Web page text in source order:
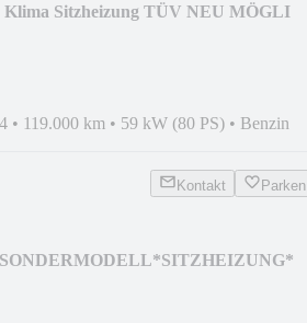
Klima Sitzheizung TÜV NEU MÖGLI
• 119.000 km • 59 kW (80 PS) • Benzin
Kontakt Parken